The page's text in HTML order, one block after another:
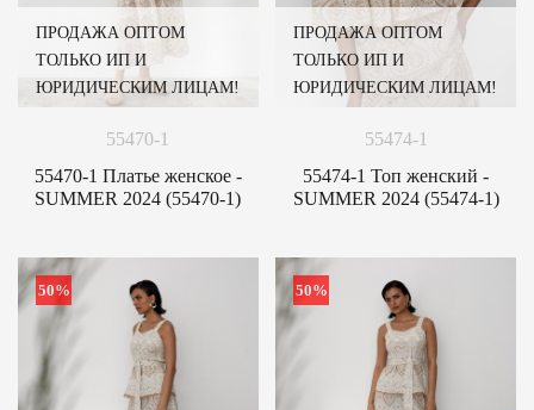
ПРОДАЖА ОПТОМ
ТОЛЬКО ИП И
ЮРИДИЧЕСКИМ ЛИЦАМ!
55470-1
55470-1 Платье женское -
SUMMER 2024 (55470-1)
ПРОДАЖА ОПТОМ
ТОЛЬКО ИП И
ЮРИДИЧЕСКИМ ЛИЦАМ!
55474-1
55474-1 Топ женский -
SUMMER 2024 (55474-1)
50% 50%